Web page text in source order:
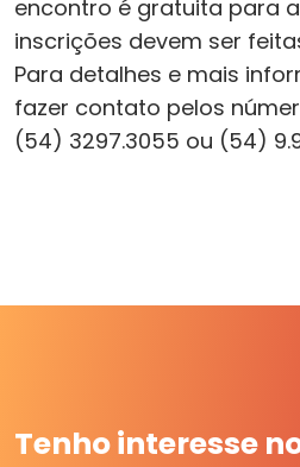
encontro é gratuita para
inscrições devem ser
Para detalhes e mais
fazer contato pelos
(54) 3297.3055 ou (54)
Tenho interesse